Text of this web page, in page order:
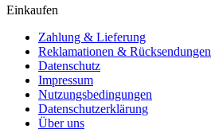
Einkaufen
Zahlung & Lieferung
Reklamationen & Rücksendungen
Datenschutz
Impressum
Nutzungsbedingungen
Datenschutzerklärung
Über uns